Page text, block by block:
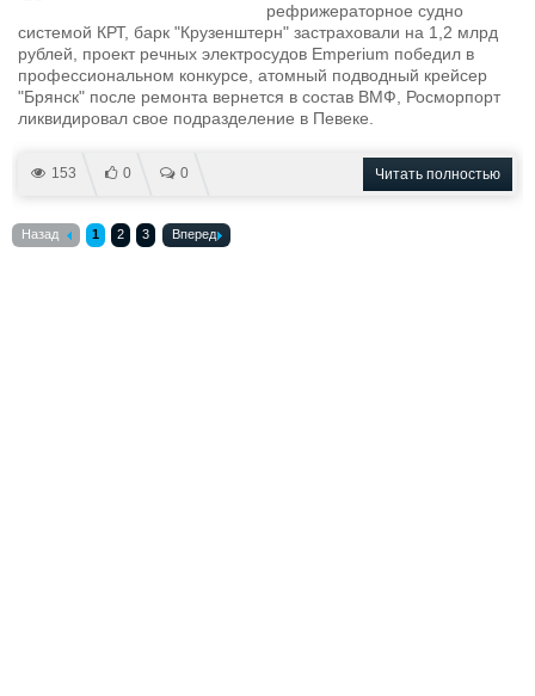
рефрижераторное судно
системой КРТ, барк "Крузенштерн" застраховали на 1,2 млрд
рублей, проект речных электросудов Emperium победил в
профессиональном конкурсе, атомный подводный крейсер
"Брянск" после ремонта вернется в состав ВМФ, Росморпорт
ликвидировал свое подразделение в Певеке.
153 0 0 Читать полностью
Назад 1 2 3 Вперед